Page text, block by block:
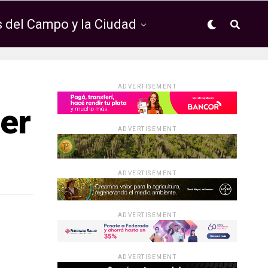
Campo y la Ciudad
ADVERTISEMENT
ADVERTISEMENT
ADVERTISEMENT
ADVERTISEMENT
ADVERTISEMENT